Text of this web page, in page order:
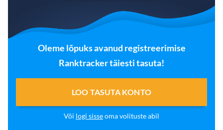
Oleme lõpuks avanud registreerimise
Ranktracker täiesti tasuta!
LOO TASUTA KONTO
Või logi sisseoma volituste abil